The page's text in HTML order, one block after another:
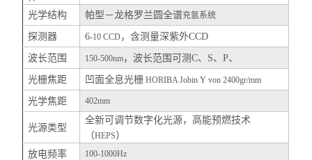
光学结构
帕型－龙格罗兰圆全谱充氩系统
探测器 6-10 CCD，含测量深紫外CCD
波长范围 150-500nm，波长范围可测C、 S、P、
光栅焦距 凹面全息光栅 HORIBA Jobin Y von 2400gr/mm
光学焦距 402mm
光源类型
全新可调节数字化光源，高能预燃技术
（HEPS）
放电频率
100-1000Hz